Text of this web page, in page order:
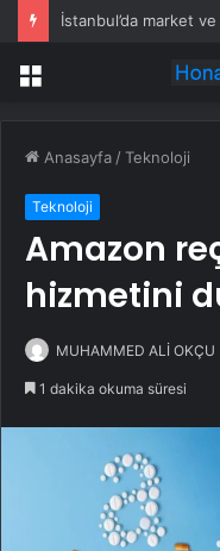
Menü
Anasayfa /Teknoloji
Teknoloji
Amazon
hizmetini
MUHAMMED ALİ OKÇU
1 dakika okuma süresi